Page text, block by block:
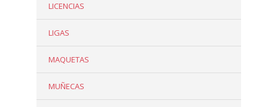
LICENCIAS
LIGAS
MAQUETAS
MUÑECAS